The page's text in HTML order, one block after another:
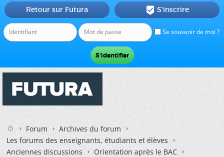
Se souvenir de moi ?
Retour sur Futura  S'inscrire
Forum
Archives du forum
Les forums des enseignants, étudiants et élèves
Anciennes discussions
Orientation après le BAC